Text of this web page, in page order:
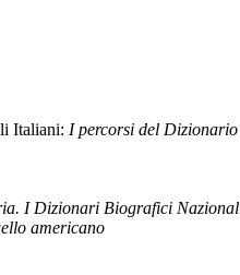
Italiani: I percorsi del Dizionario
I Dizionari Biografici
americano